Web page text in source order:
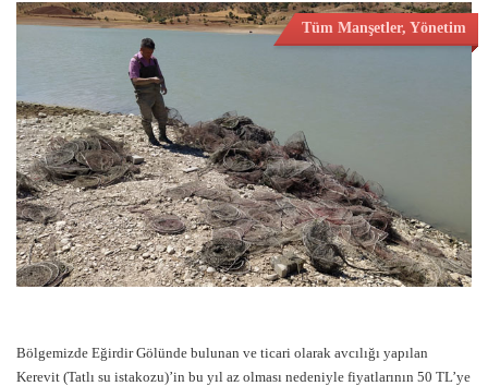
Tüm Manşetler, Yönetim
Bölgemizde Eğirdir Gölünde bulunan ve ticari olarak avcılığı yapılan
Kerevit (Tatlı su istakozu)’in bu yıl az olması nedeniyle fiyatlarının 50 TL’ye